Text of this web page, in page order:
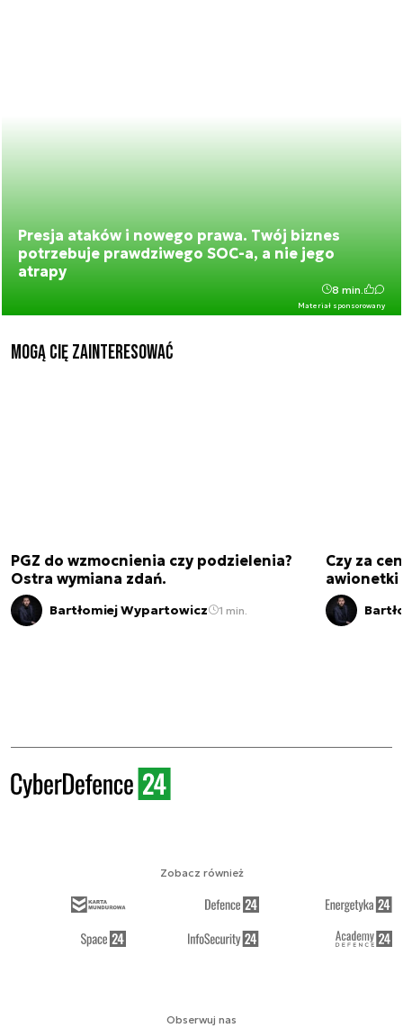
Presja ataków i nowego prawa. Twój biznes
potrzebuje prawdziwego SOC-a, a nie jego
atrapy
Materiał sponsorowany
8 min.
Mogą Cię zainteresować
PGZ do wzmocnienia czy podzielenia?
Ostra wymiana zdań.
Bartłomiej Wypartowicz 1 min.
Czy za
awionetki
Obserwuj nas
Zobacz również